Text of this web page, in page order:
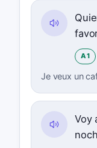
A1
Je veux un
Voy